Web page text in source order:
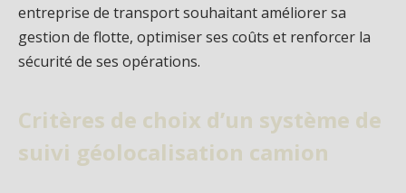
entreprise de transport souhaitant améliorer sa
gestion de flotte, optimiser ses coûts et renforcer la
sécurité de ses opérations.
Critères de choix d’un système de
suivi géolocalisation camion